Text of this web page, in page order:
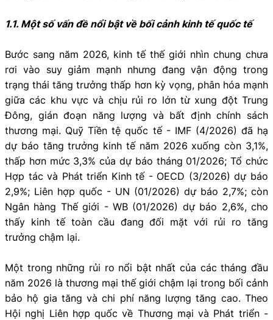
1.1. Một số vấn đề nổi bật về bối cảnh kinh tế quốc tế
Bước sang năm 2026, kinh tế thế giới nhìn chung chưa
rơi vào suy giảm mạnh nhưng đang vận động trong
trạng thái tăng trưởng thấp hơn kỳ vọng, phân hóa mạnh
giữa các khu vực và chịu rủi ro lớn từ xung đột Trung
Đông, gián đoạn năng lượng và bất định chính sách
thương mại. Quỹ Tiền tệ quốc tế - IMF (4/2026) đã hạ
dự báo tăng trưởng kinh tế năm 2026 xuống còn 3,1%,
thấp hơn mức 3,3% của dự báo tháng 01/2026; Tổ chức
Hợp tác và Phát triển Kinh tế - OECD (3/2026) dự báo
2,9%; Liên hợp quốc - UN (01/2026) dự báo 2,7%; còn
Ngân hàng Thế giới - WB (01/2026) dự báo 2,6%, cho
thấy kinh tế toàn cầu đang đối mặt với rủi ro tăng
trưởng chậm lại.
Một trong những rủi ro nổi bật nhất của các tháng đầu
năm 2026 là thương mại thế giới chậm lại trong bối cảnh
bảo hộ gia tăng và chi phí năng lượng tăng cao. Theo
Hội nghị Liên hợp quốc về Thương mại và Phát triển -